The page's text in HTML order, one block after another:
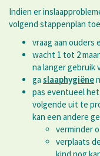
Indien er
volgend stappenplan
vraag aan ouders
wacht 1 tot 2
na langer gebruik
ga slaaphygiëne
pas eventueel
volgende uit te
kan een andere
verminder
verplaats